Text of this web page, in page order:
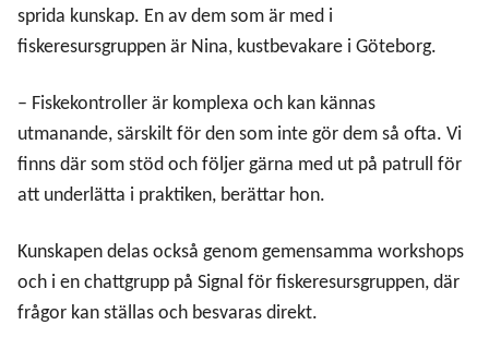
sprida kunskap. En av dem som är med i
fiskeresursgruppen är Nina, kustbevakare i Göteborg.
– Fiskekontroller är komplexa och kan kännas
utmanande, särskilt för den som inte gör dem så ofta. Vi
finns där som stöd och följer gärna med ut på patrull för
att underlätta i praktiken, berättar hon.
Kunskapen delas också genom gemensamma workshops
och i en chattgrupp på Signal för fiskeresursgruppen, där
frågor kan ställas och besvaras direkt.